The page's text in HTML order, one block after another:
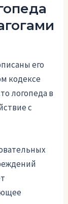
его
кодексе
логопеда в
с